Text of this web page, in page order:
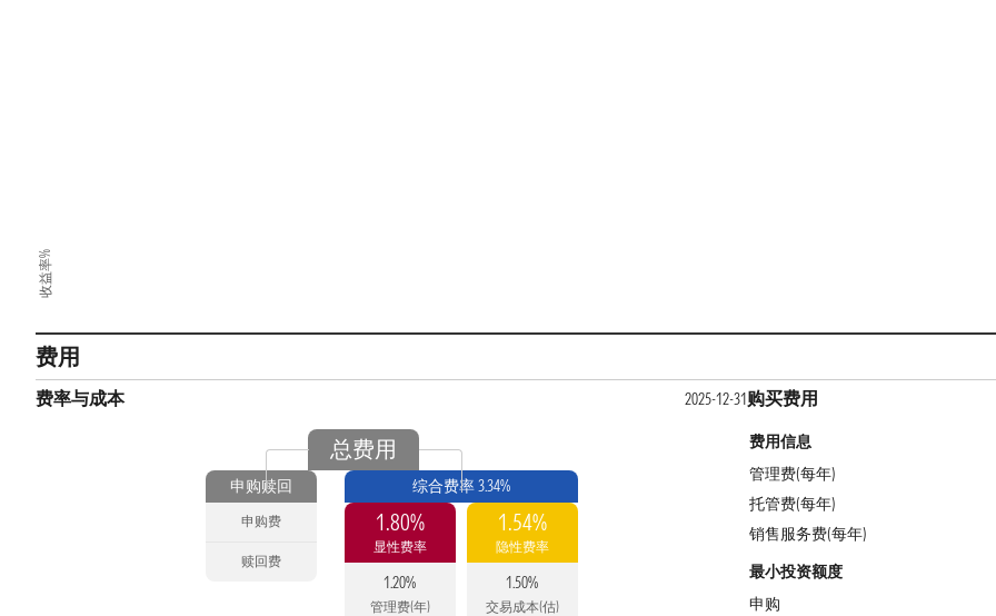
收益率%
费用
费率与成本 2025-12-31
总费用
申购赎回
申购费
赎回费
综合费率 3.34%
1.80%
显性费率
1.20%
管理费(年)
1.54%
隐性费率
1.50%
交易成本(估)
购买费用
费用信息
管理费(每年)
托管费(每年)
销售服务费(每年)
最小投资额度
申购